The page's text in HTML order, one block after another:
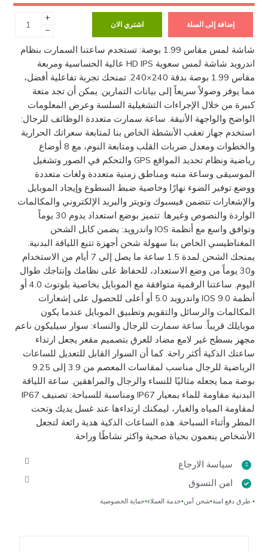
+
−
إضافة إلى السلة اشتري الان
شاشة لمس مقاس 1.99 بوصة: تستخدم ساعتنا السمارت بنظام
اندرويد شاشة لمس سعوية HD IPS عالية الحساسية ومربعة
مقاس 1.99 بوصة بدقة 240×240. تمنحك تجربة تفاعلية أفضل،
مما يوفر وصولاً سريعاً إلى بيانات التمارين. يمكن أن تجد متعة
كبيرة من خلال الإجراءات التشغيلية السلسة وعرض المعلومات
الواضح والواجهة الأنيقة. ساعة سمارت متعددة الوظائف للرجال:
استخدم جهاز تعقب الأنشطة الخاص بنا لمتابعة سعراتك الحرارية
والخطوات ومعدل ضربات القلب ومتابعة النوم، مع 8 أوضاع
رياضية ونظام تحديد المواقع GPS والتحكم في الصور وتشغيل
الموسيقى وساعة منبه ومناطق زمنية متعددة ولغات متعددة
ووضع توفير الضوء نهارًا وخاصية ضبط السطوع وإيجاد الموبايل
والإشعارات تتضمن فيسبوك وتويتر والبريد الإلكتروني والمكالمات
الواردة والنصوص وغيرها. تتميز بوضع استعداد يدوم 30 يوماً
وتوافق واسع مع أنظمة IOS واندرويد: يضمن كابل الشحن
المغناطيسي الخاص بنا سهولة شحن أجهزة تتبع اللياقة البدنية.
يمنحك الشحن لمدة 1.5 ساعة ما يصل إلى 7 أيام من الاستخدام
و30 يوماً من وضع الاستعداد، للحفاظ على نظامك وإنتاجك طوال
اليوم. ساعتنا الرقمية متوافقة مع الموبايل بخاصية بلوتوث 4.0 أو
أنظمة IOS 9.0 واندرويد 5.0 أو أعلى للحصول على إشعارات
المكالمات والرسائل والتقويم وتطبيق الموبايل عندما يكون
موبايلك قريباً. ساعة سمارت للرجال والنساء: سوار سيليكون ناعم
مجهز بسطح غير لامع مضاد للعرق بتصميم مقعر يجعل ارتداء
ساعتك الذكية أكثر راحة. كما أن السوار القابل للتعديل للساعات
الرياضية للرجال مناسب لمقاسات المعصم من 3.9 إلى 9.25
بوصة مما يجعله مثاليًا للنساء والرجال والمراهقين. ساعة اللياقة
البدنية مقاومة للماء بمعيار IP67 ومناسبة للسباحة: تصنيف IP67
لمقاومة المياه والغبار، ليمكنك ارتداءها عند غسل يديك وتحت
المطر وأثناء السباحة. هذه الساعات الذكية هدية رائعة لتجعل
الأشخاص ينعمون بحياة صحية واكثر نشاطًا وراحة.
سياسة الارجاع
امن التسوق
• طرق دفع امنة•شحن آمن•خدمة العملاء•حماية الخصوصية